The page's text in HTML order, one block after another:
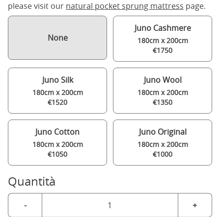
please visit our natural pocket sprung mattress page.
None
Juno Cashmere
180cm x 200cm
€1750
Juno Silk
180cm x 200cm
€1520
Juno Wool
180cm x 200cm
€1350
Juno Cotton
180cm x 200cm
€1050
Juno Original
180cm x 200cm
€1000
Quantità
- +